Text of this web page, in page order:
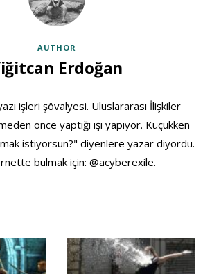
AUTHOR
Erdoğan
işleri şövalyesi. Uluslararası İlişkiler
önce yaptığı işi yapıyor. Küçükken
istiyorsun?" diyenlere yazar diyordu.
bulmak için: @acyberexile.